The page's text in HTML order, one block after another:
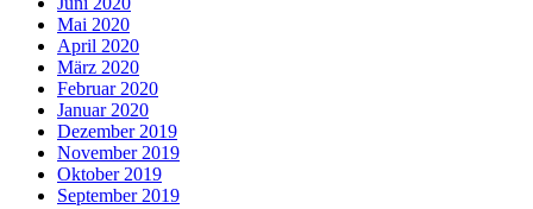
Mai 2020
April 2020
März 2020
Februar 2020
Januar 2020
Dezember 2019
November 2019
Oktober 2019
September 2019